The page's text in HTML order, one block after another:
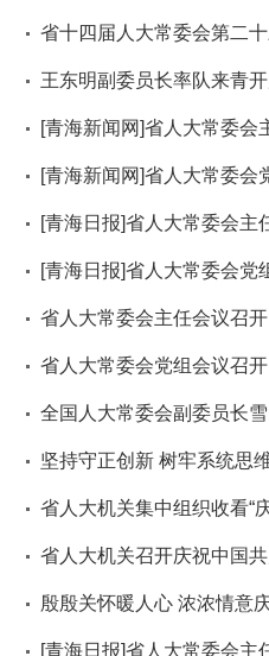
省人大常委会主任会议召开
省人大常委会党组会议召开